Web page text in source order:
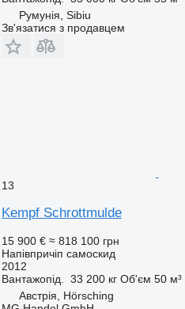
Румунія, Sibiu
Зв'язатися з продавцем
13
Kempf Schrottmulde
15 900 € ≈ 818 100 грн
Напівпричіп самоскид
2012
Вантажопід.
33 200 кг Об'єм 50 м³
Австрія, Hörsching